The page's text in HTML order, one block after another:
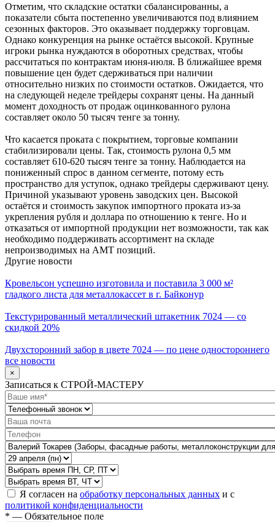
Отметим, что складские остатки сбалансированны, а
показатели сбыта постепенно увеличиваются под влиянием
сезонных факторов. Это оказывает поддержку торговцам.
Однако конкуренция на рынке остаётся высокой. Крупные
игроки рынка нуждаются в оборотных средствах, чтобы
рассчитаться по контрактам июня-июля. В ближайшее время
повышение цен будет сдерживаться при наличии
относительно низких по стоимости остатков. Ожидается, что
на следующей неделе трейдеры сохранят цены. На данный
момент доходность от продаж оцинкованного рулона
составляет около 50 тысяч тенге за тонну.
Что касается проката с покрытием, торговые компании
стабилизировали цены. Так, стоимость рулона 0,5 мм
составляет 610-620 тысяч тенге за тонну. Наблюдается на
пониженный спрос в данном сегменте, потому есть
пространство для уступок, однако трейдеры сдерживают цену.
Причиной указывают уровень заводских цен. Высокой
остаётся и стоимость закупок импортного проката из-за
укрепления рубля и доллара по отношению к тенге. Но и
отказаться от импортной продукции нет возможности, так как
необходимо поддерживать ассортимент на складе
непроизводимых на АМТ позиций.
Другие новости
Кровельсон успешно изготовила и поставила 3 000 м²
гладкого листа для металлокассет в г. Байконур
Текстурированный металлический штакетник 7024 — со
скидкой 20%
Двухсторонний забор в цвете 7024 — по цене одностороннего
все новости
×
Записаться к СТРОЙ-МАСТЕРУ
Я согласен на обработку персональных данных и с
политикой конфиденциальности
* — Обязательное поле